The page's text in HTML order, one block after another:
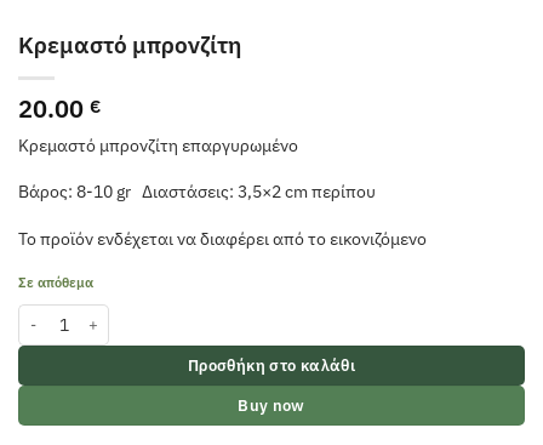
Κρεμαστό μπρονζίτη
20.00 €
Κρεμαστό μπρονζίτη επαργυρωμένο
Βάρος: 8-10 gr Διαστάσεις: 3,5×2 cm περίπου
Το προϊόν ενδέχεται να διαφέρει από το εικονιζόμενο
Σε απόθεμα
Κρεμαστό μπρονζίτη ποσότητα
Προσθήκη στο καλάθι
Buy now